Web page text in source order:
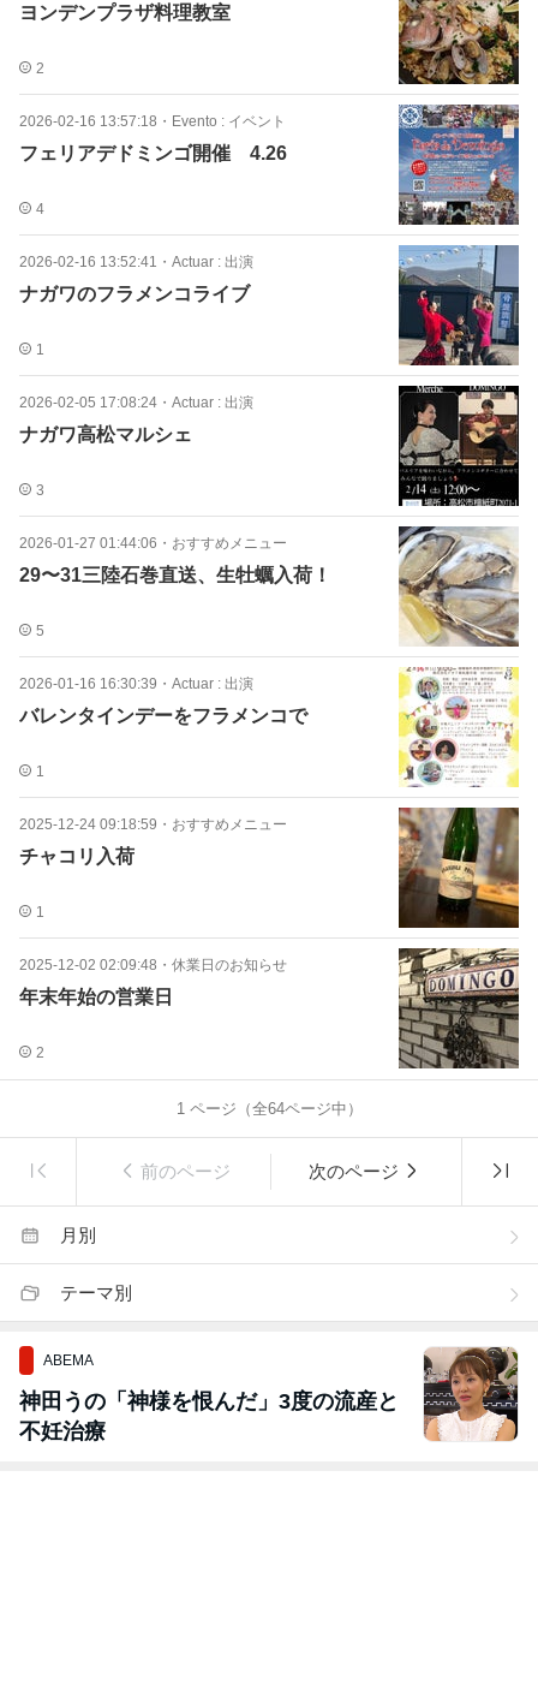
ヨンデンプラザ料理教室
2
2026-02-16 13:57:18 ・ Evento : イベント
フェリアデドミンゴ開催 4.26
4
2026-02-16 13:52:41 ・ Actuar : 出演
ナガワのフラメンコライブ
1
2026-02-05 17:08:24 ・ Actuar : 出演
ナガワ高松マルシェ
3
2026-01-27 01:44:06 ・ おすすめメニュー
29〜31三陸石巻直送、生牡蠣入荷！
5
2026-01-16 16:30:39 ・ Actuar : 出演
バレンタインデーをフラメンコで
1
2025-12-24 09:18:59 ・ おすすめメニュー
チャコリ入荷
1
2025-12-02 02:09:48 ・ 休業日のお知らせ
年末年始の営業日
2
1ページ（全64ページ中）
前のページ 次のページ
月別
テーマ別
ABEMA
神田うの「神様を恨んだ」3度の流産と
不妊治療